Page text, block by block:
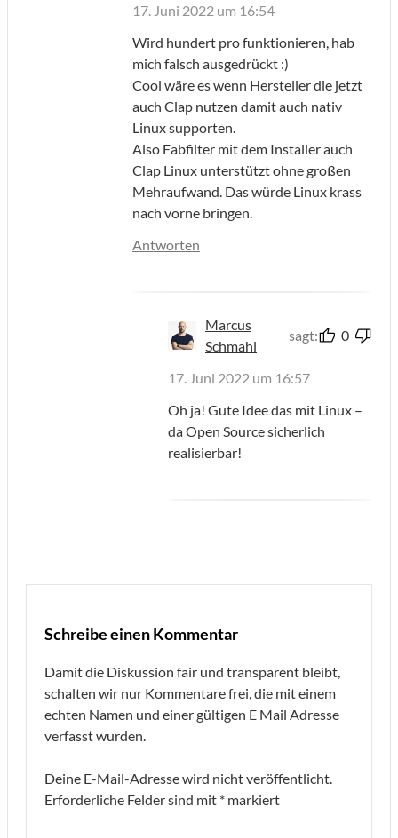
17. Juni 2022 um 16:54
Wird hundert pro funktionieren, hab
mich falsch ausgedrückt :)
Cool wäre es wenn Hersteller die jetzt
auch Clap nutzen damit auch nativ
Linux supporten.
Also Fabfilter mit dem Installer auch
Clap Linux unterstützt ohne großen
Mehraufwand. Das würde Linux krass
nach vorne bringen.
Antworten
Marcus
Schmahl
sagt: 0
17. Juni 2022 um 16:57
Oh ja! Gute Idee das mit Linux –
da Open Source sicherlich
realisierbar!
Schreibe einen Kommentar
Damit die Diskussion fair und transparent bleibt,
schalten wir nur Kommentare frei, die mit einem
echten Namen und einer gültigen E Mail Adresse
verfasst wurden.
Deine E-Mail-Adresse wird nicht veröffentlicht.
Erforderliche Felder sind mit * markiert